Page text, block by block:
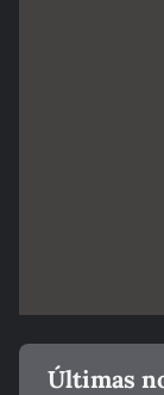
Últimas